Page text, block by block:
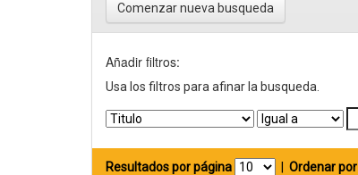
Comenzar nueva busqueda
Añadir filtros:
Usa los filtros para afinar la busqueda.
Resultados por página Ordenar por